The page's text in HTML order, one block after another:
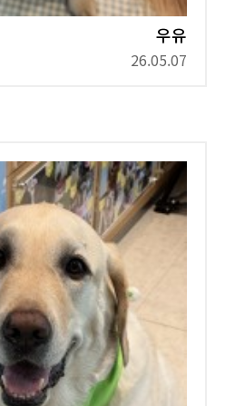
우유
26.05.07